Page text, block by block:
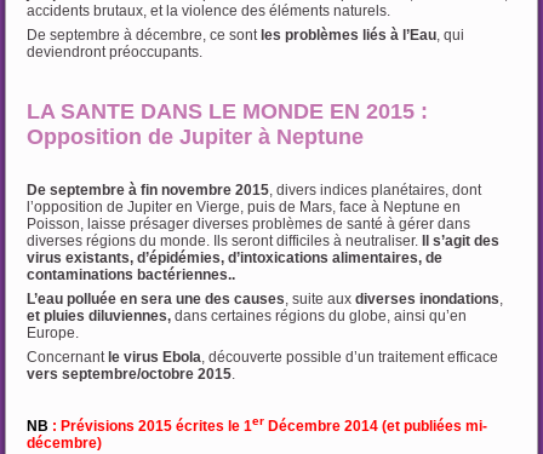
accidents brutaux, et la violence des éléments naturels.
De septembre à décembre, ce sontles problèmes liés à l’Eau, qui
deviendront préoccupants.
LA SANTE DANS LE MONDE EN 2015 :
Opposition de Jupiter à Neptune
De septembre à fin novembre 2015, divers indices planétaires, dont
l’opposition de Jupiter en Vierge, puis de Mars, face à Neptune en
Poisson, laisse présager diverses problèmes de santé à gérer dans
diverses régions du monde. Ils seront difficiles à neutraliser. Il s’agit des
virus existants, d’épidémies, d’intoxications alimentaires, de
contaminations bactériennes..
L’eau polluée en sera une des causes, suite auxdiverses inondations,
et pluies diluviennes, dans certaines régions du globe, ainsi qu’en
Europe.
Concernantle virus Ebola, découverte possible d’un traitement efficace
vers septembre/octobre 2015.
NB : Prévisions 2015 écrites le 1er Décembre 2014 (et publiées mi-
décembre)